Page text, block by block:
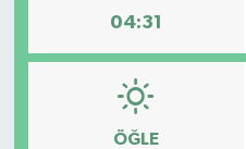
04:31
ÖĞLE
İletişim